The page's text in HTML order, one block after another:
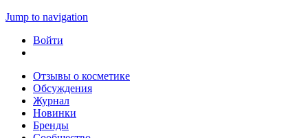
Jump to navigation
Войти
Отзывы о косметике
Обсуждения
Журнал
Новинки
Бренды